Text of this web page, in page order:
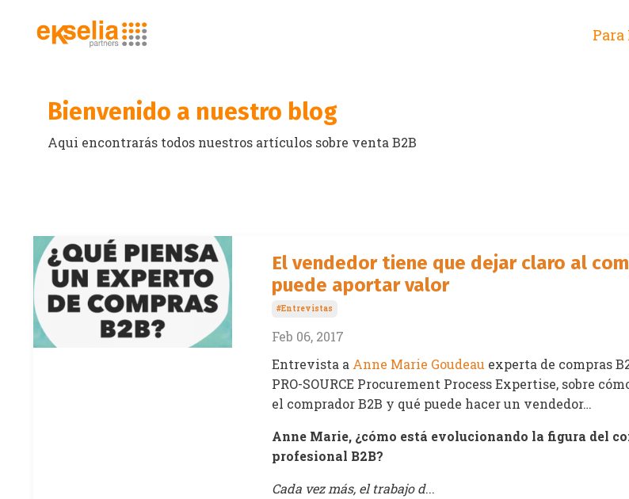
Para
Bienvenido a nuestro blog
Aqui encontrarás todos nuestros artículos sobre venta B2B
El vendedor tiene que dejar claro al
puede aportar valor
#entrevistas
Feb 06, 2017
Entrevista a Anne Marie Goudeau experta de compras
PRO-SOURCE Procurement Process Expertise, sobre
el comprador B2B y qué puede hacer un vendedor…
Anne Marie, ¿cómo está evolucionando la figura del
profesional B2B?
Cada vez más, el trabajo d...